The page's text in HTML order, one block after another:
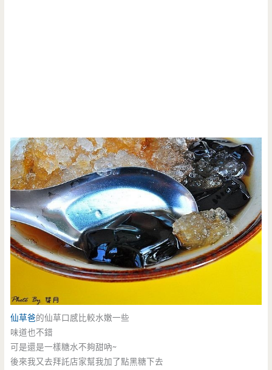
仙草爸的仙草口感比較水嫩一些
味道也不錯
可是還是一樣糖水不夠甜吶~
後來我又去拜託店家幫我加了點黑糖下去